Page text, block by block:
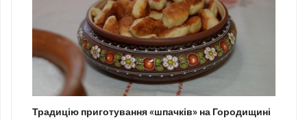
Традицію приготування «шпачків» на Городищині